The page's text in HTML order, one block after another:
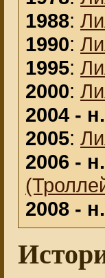
1988:
1990:
1995:
2000:
2004 -
2005:
2006 -
2008 -